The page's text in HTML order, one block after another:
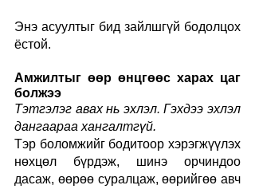
Энэ асуултыг бид зайлшгүй бодолцох
ёстой.
Амжилтыг өөр өнцгөөс харах цаг
болжээ
Тэтгэлэг авах нь эхлэл. Гэхдээ эхлэл
дангаараа хангалтгүй.
Тэр боломжийг бодитоор хэрэгжүүлэх
нөхцөл бүрдэж, шинэ орчиндоо
дасаж, өөрөө суралцаж, өөрийгөө авч